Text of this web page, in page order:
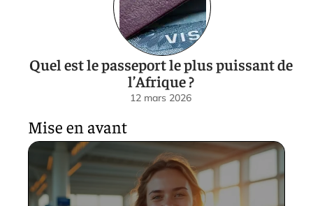
Quel est le passeport le plus puissant de
l’Afrique ?
12 mars 2026
Mise en avant